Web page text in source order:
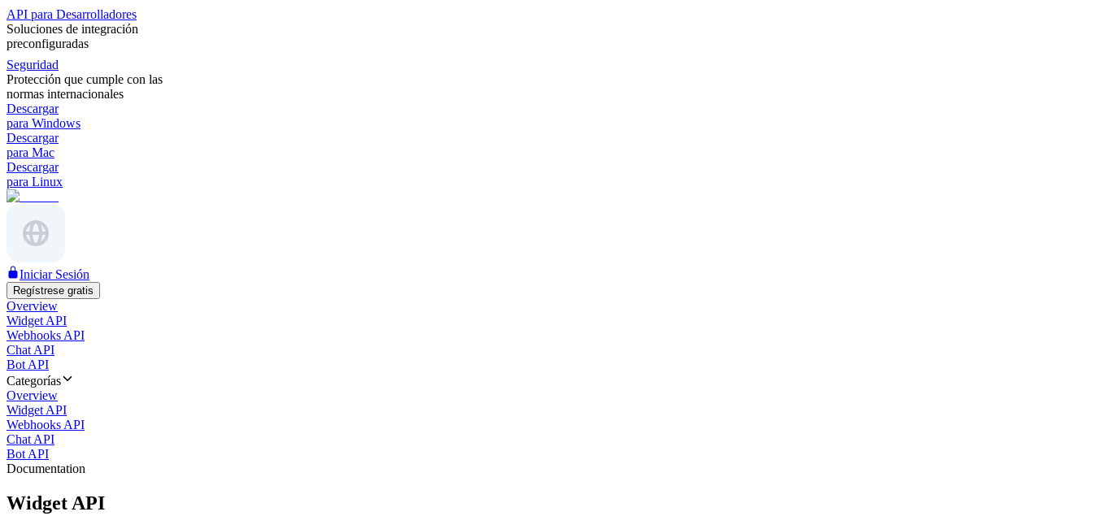
API para Desarrolladores
Soluciones de integración
preconfiguradas
Seguridad
Protección que cumple con las
normas internacionales
Descargar
para Windows
Descargar
para Mac
Descargar
para Linux
Iniciar Sesión
Regístrese gratis
Overview
Widget API
Webhooks API
Chat API
Bot API
Categorías
Overview
Widget API
Webhooks API
Chat API
Bot API
Documentation
Widget API